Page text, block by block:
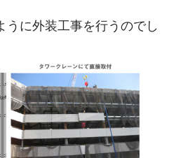
うに外装工事を行うのでし